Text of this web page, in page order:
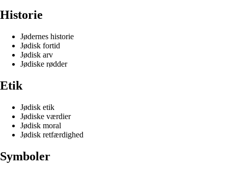
Historie
Jødernes historie
Jødisk fortid
Jødisk arv
Jødiske rødder
Etik
Jødisk etik
Jødiske værdier
Jødisk moral
Jødisk retfærdighed
Symboler